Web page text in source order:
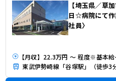
【埼玉県／草
日☆病院にて
社員〉
東武伊勢崎線「谷塚駅」（徒歩3分